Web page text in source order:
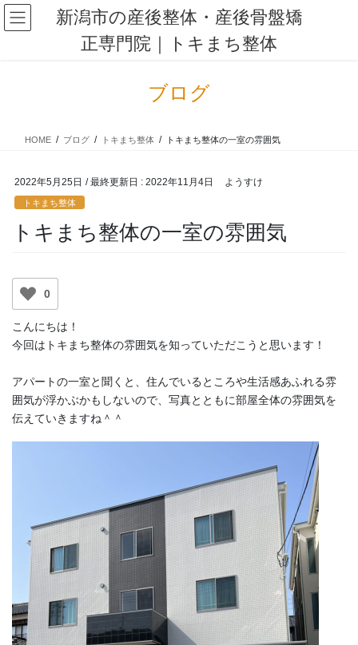
コ
ン
ナ
ビ
新潟市の産後整体・産後骨盤矯
正専門院｜トキまち整体
ブログ
HOME ブログ トキまち整体 トキまち整体の一室の雰囲気
2022年5月25日 / 最終更新日 : 2022年11月4日 ようすけ
トキまち整体
トキまち整体の一室の雰囲気
0
こんにちは！
今回はトキまち整体の雰囲気を知っていただこうと思います！
アパートの一室と聞くと、住んでいるところや生活感あふれる雰
囲気が浮かぶかもしないので、写真とともに部屋全体の雰囲気を
伝えていきますね＾＾